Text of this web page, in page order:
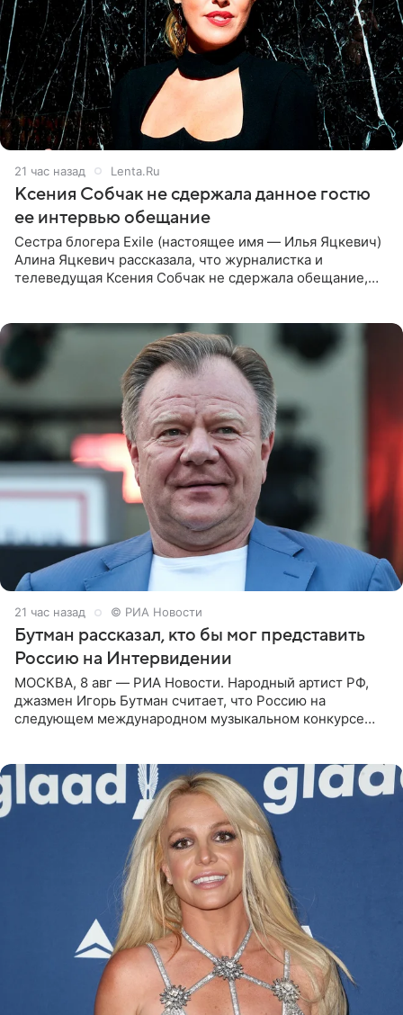
21 час назад Lenta.Ru
Ксения Собчак не сдержала данное гостю
ее интервью обещание
Сестра блогера Exile (настоящее имя — Илья Яцкевич)
Алина Яцкевич рассказала, что журналистка и
телеведущая Ксения Собчак не сдержала обещание,
21 час назад © РИА Новости
Бутман рассказал, кто бы мог представить
Россию на Интервидении
МОСКВА, 8 авг — РИА Новости. Народный артист РФ,
джазмен Игорь Бутман считает, что Россию на
следующем международном музыкальном конкурсе